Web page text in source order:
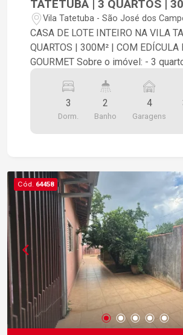
TATETUBA | 3 QUARTOS |
COM EDÍCULA E ESPAÇO
Vila Tatetuba - São José dos
CASA DE LOTE INTEIRO NA VILA
QUARTOS | 300M² | COM EDÍCULA
GOURMET Sobre o imóvel: - 3 quartos. - Sala
ambientes). - 1 banheiro social com
- 4 vagas de garagem. - Portão
Espaço gourmet com churrasqueira,
Documentação OK, aceita financiamento.
das melhores localizações da Vila
próximo a mercados e postos de
com fácil acesso as principais vias
leste e a rodovia Presidente Dutra.
3
Dorm.
2
Banho
4
Garagens
Cód. 64458